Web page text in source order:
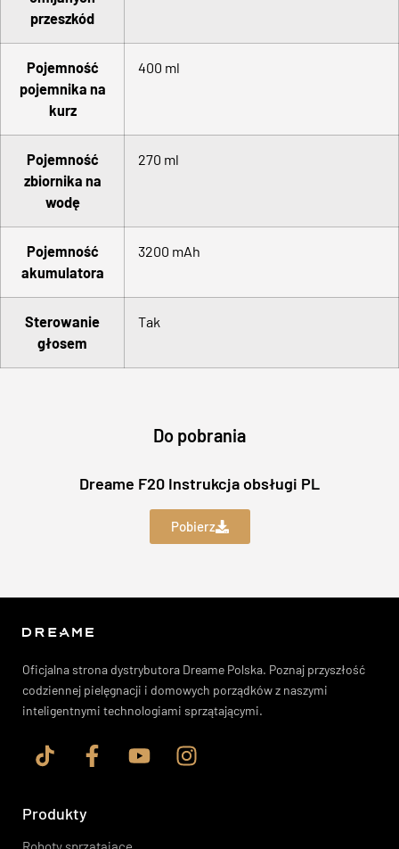
przeszkód
Pojemność
pojemnika na
kurz
400 ml
Pojemność
zbiornika na
wodę
270 ml
Pojemność
akumulatora
3200 mAh
Sterowanie
głosem
Tak
Do pobrania
Dreame F20 Instrukcja obsługi PL
Pobierz
Oficjalna strona dystrybutora Dreame Polska. Poznaj przyszłość
codziennej pielęgnacji i domowych porządków z naszymi
inteligentnymi technologiami sprzątającymi.
Produkty